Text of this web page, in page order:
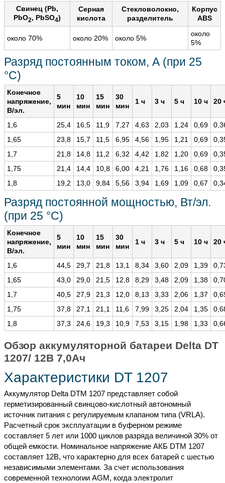
Свинец (Pb,
PbO2, PbSO4)
Серная
кислота
Стекловолокно,
разделитель
Корпус
ABS
около 70% около 20% около 5%
около
5%
Разряд постоянным током, А (при 25
°С)
Конечное
напряжение,
В/эл.
5
мин
10
мин
15
мин
30
мин
1 ч 3 ч 5 ч 10 ч 20
1,6 25,4 16,5 11,9 7,27 4,63 2,03 1,24 0,69
1,65
23,8 15,7 11,5 6,95 4,56 1,95 1,21 0,69
1,7
21,8 14,8 11,2 6,32 4,42 1,82 1,20 0,69
1,75
21,4 14,4 10,8 6,00 4,21 1,76 1,16 0,68
1,8
19,2 13,0 9,84 5,56 3,94 1,69 1,09 0,67
Разряд постоянной мощностью, Вт/эл.
(при 25 °С)
Конечное
напряжение,
В/эл.
5
мин
10
мин
15
мин
30
мин
1 ч 3 ч 5 ч 10 ч 20
1,6 44,5 29,7 21,8 13,1 8,34 3,60 2,09 1,39
1,65
43,0 29,0 21,5 12,8 8,29 3,48 2,09 1,38
1,7
40,5 27,9 21,3 12,0 8,13 3,33 2,06 1,37
1,75
37,8 27,1 21,1 11,6 7,99 3,25 2,04 1,35
1,8
37,3 24,6 19,3 10,9 7,53 3,15 1,98 1,33
Обзор аккумуляторной батареи Delta DT
1207/ 12В 7,0Ач
Характеристики DT 1207
Аккумулятор Delta DTM 1207 представляет собой
герметизированный свинцово-кислотный автономный
источник питания с регулируемым клапаном типа (VRLA).
Расчетный срок эксплуатации в буферном режиме
составляет 5 лет или 1000 циклов разряда величиной 30% от
общей емкости. Номинальное напряжение АКБ DTM 1207
составляет 12В, что характерно для всех батарей с шестью
независимыми элементами. За счет использования
современной технологии AGM, когда электролит